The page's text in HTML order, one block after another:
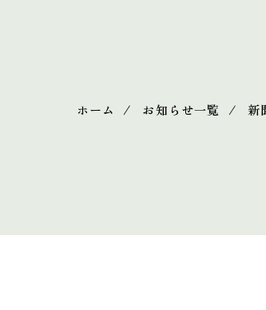
ホーム お知らせ一覧 新